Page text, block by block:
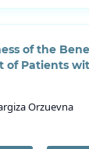
of the
of Patients
Orzuevna